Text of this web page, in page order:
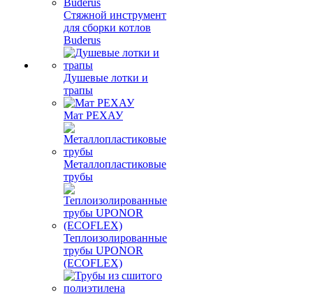
Стяжной инструмент
для сборки котлов
Buderus
Душевые лотки и
трапы
Мат РЕХАУ
Металлопластиковые
трубы
Теплоизолированные
трубы UPONOR
(ECOFLEX)